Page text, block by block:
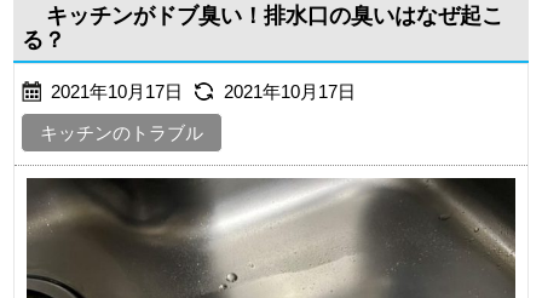
キッチンがドブ臭い！排水口の臭いはなぜ起こ
る？
2021年10月17日
2021年10月17日
キッチンのトラブル